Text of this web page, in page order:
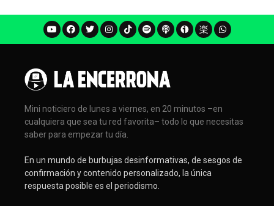
Mini noticiero de lunes a viernes, en 20 minutos –en
cualquiera que sea tu red favorita– todo lo que necesitas
saber para empezar tu día.
En un mundo de burbujas desinformativas, de sesgos de
confirmación y contenido personalizado, la única
respuesta posible es el periodismo.